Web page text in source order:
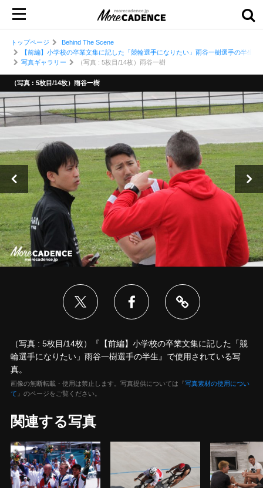
トップページ
Behind The Scene
【前編】小学校の卒業文集に記した「競輪選手になりたい」雨谷一樹選手の半生
写真ギャラリー
（写真 : 5枚目/14枚）雨谷一樹
（写真 : 5枚目/14枚）雨谷一樹
（写真 : 5枚目/14枚）『【前編】小学校の卒業文集に記した「競
輪選手になりたい」雨谷一樹選手の半生』で使用されている写
真。
画像の無断転載・使用は禁止します。写真提供については『写真素材の使用につい
て 』のページをご覧ください。
関連する写真